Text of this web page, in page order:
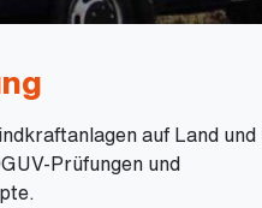
auf Land und
Prüfungen und